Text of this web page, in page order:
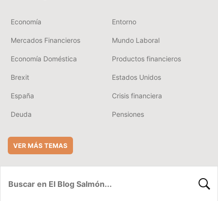
Economía Entorno
Mercados Financieros Mundo Laboral
Economía Doméstica Productos financieros
Brexit Estados Unidos
España Crisis financiera
Deuda Pensiones
VER MÁS TEMAS